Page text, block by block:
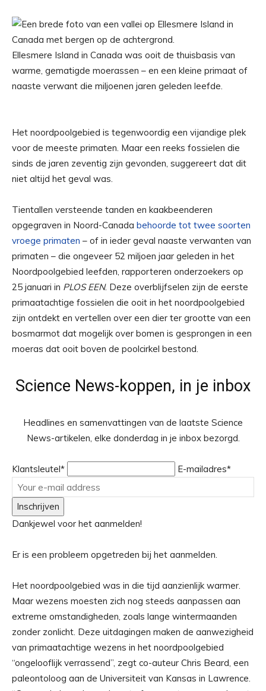
Ellesmere Island in Canada was ooit de thuisbasis van
warme, gematigde moerassen – en een kleine primaat of
naaste verwant die miljoenen jaren geleden leefde.
Het noordpoolgebied is tegenwoordig een vijandige plek
voor de meeste primaten. Maar een reeks fossielen die
sinds de jaren zeventig zijn gevonden, suggereert dat dit
niet altijd het geval was.
Tientallen versteende tanden en kaakbeenderen
opgegraven in Noord-Canada behoorde tot twee soorten
vroege primaten – of in ieder geval naaste verwanten van
primaten – die ongeveer 52 miljoen jaar geleden in het
Noordpoolgebied leefden, rapporteren onderzoekers op
25 januari in PLOS EEN. Deze overblijfselen zijn de eerste
primaatachtige fossielen die ooit in het noordpoolgebied
zijn ontdekt en vertellen over een dier ter grootte van een
bosmarmot dat mogelijk over bomen is gesprongen in een
moeras dat ooit boven de poolcirkel bestond.
Science News-koppen, in je inbox
Headlines en samenvattingen van de laatste Science
News-artikelen, elke donderdag in je inbox bezorgd.
Klantsleutel* E-mailadres*
Inschrijven
Dankjewel voor het aanmelden!
Er is een probleem opgetreden bij het aanmelden.
Het noordpoolgebied was in die tijd aanzienlijk warmer.
Maar wezens moesten zich nog steeds aanpassen aan
extreme omstandigheden, zoals lange wintermaanden
zonder zonlicht. Deze uitdagingen maken de aanwezigheid
van primaatachtige wezens in het noordpoolgebied
“ongelooflijk verrassend”, zegt co-auteur Chris Beard, een
paleontoloog aan de Universiteit van Kansas in Lawrence.